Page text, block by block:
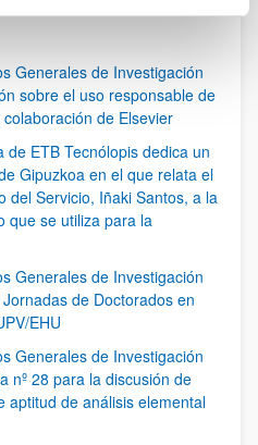
Generales de Investigación
sobre el uso responsable de
de Elsevier
ETB Tecnólopis dedica un
Gipuzkoa en el que relata el
del Servicio, Iñaki Santos, a la
que se utiliza para la
Generales de Investigación
de Doctorados en
EHU
Generales de Investigación
nº 28 para la discusión de
aptitud de análisis elemental